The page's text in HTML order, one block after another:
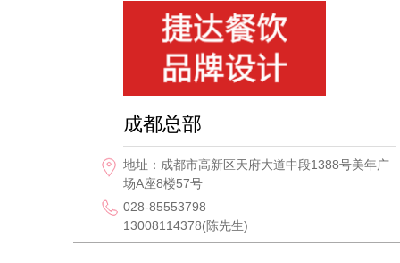
成都总部
地址：成都市高新区天府大道中段1388号美年广
场A座8楼57号
028-85553798
13008114378(陈先生)